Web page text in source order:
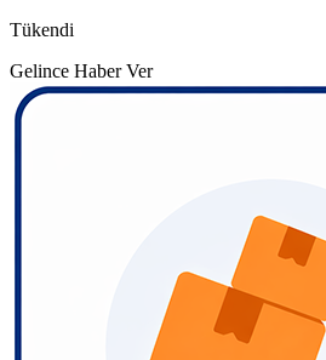
Tükendi
Gelince Haber Ver